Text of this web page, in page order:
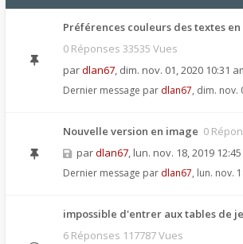
Préférences couleurs des textes
0 Réponses 33535 Vues
pardlan67, dim. nov. 01, 2020 10:31
Dernier message par dlan67, dim. nov.
Nouvelle version en image 0
pardlan67, lun. nov. 18, 2019
Dernier message par dlan67, lun. nov.
impossible d'entrer aux tables de
6 Réponses 117787 Vues